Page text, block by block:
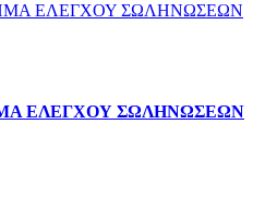
ΕΛΕΓΧΟΥ ΣΩΛΗΝΩΣΕΩΝ